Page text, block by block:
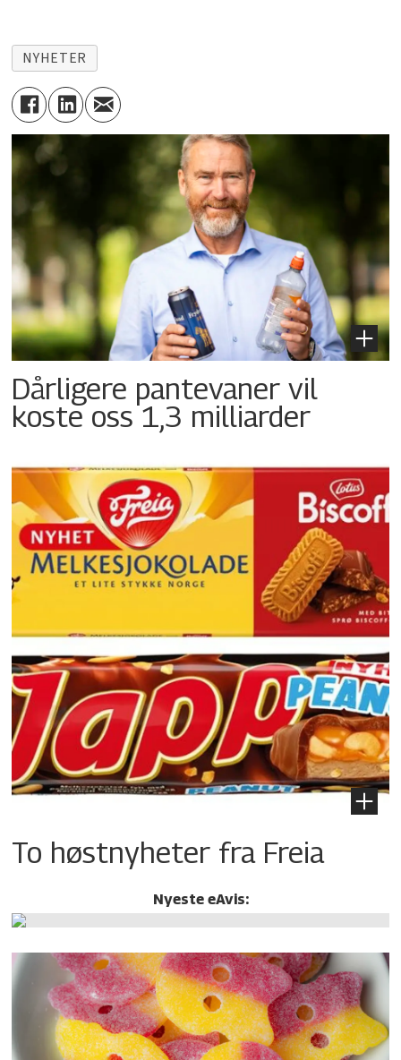
NYHETER
Dårligere pantevaner vil
koste oss 1,3 milliarder
To høstnyheter fra Freia
Nyeste eAvis: